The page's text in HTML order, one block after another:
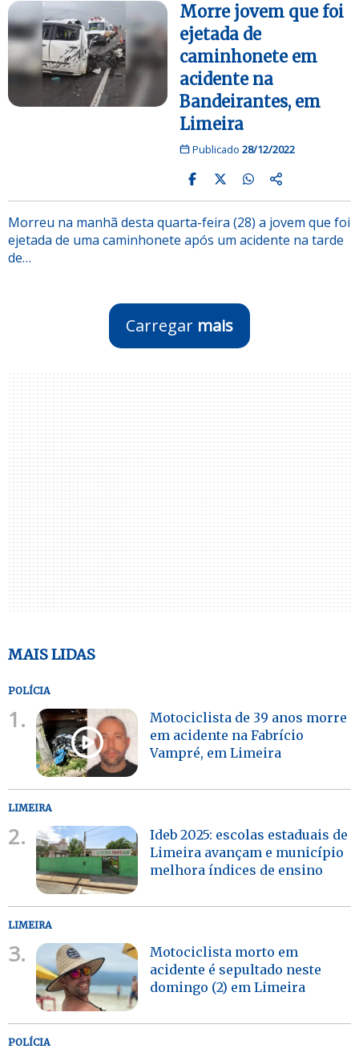
Morre jovem que foi
ejetada de
caminhonete em
acidente na
Bandeirantes, em
Limeira
Publicado 28/12/2022
Morreu na manhã desta quarta-feira (28) a jovem que foi
ejetada de uma caminhonete após um acidente na tarde
de…
Carregar mais
MAIS LIDAS
POLÍCIA
1.
Motociclista de 39 anos morre
em acidente na Fabrício
Vampré, em Limeira
LIMEIRA
2.
Ideb 2025: escolas estaduais de
Limeira avançam e município
melhora índices de ensino
LIMEIRA
3.
Motociclista morto em
acidente é sepultado neste
domingo (2) em Limeira
POLÍCIA